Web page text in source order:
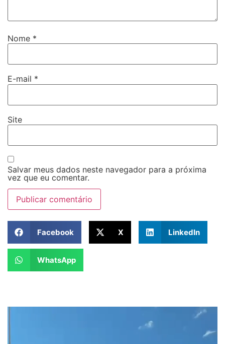
Nome *
E-mail *
Site
Salvar meus dados neste navegador para a próxima
vez que eu comentar.
Facebook X LinkedIn
WhatsApp